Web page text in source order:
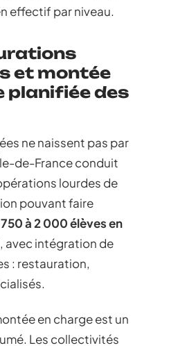
effectif par niveau.
et montée
planifiée des
ne naissent pas par
de-France conduit
lourdes de
pouvant faire
750 à 2 000 élèves en
, avec intégration de
: restauration,
en charge est un
Les collectivités